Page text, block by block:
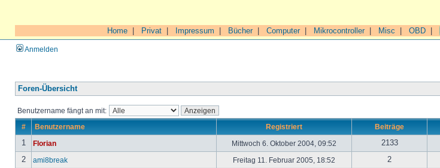
Home Privat Impressum Bücher| Computer| Mikrocontroller| Misc OBD
Anmelden
Foren-Übersicht
Benutzername fängt an mit:
# Benutzername Registriert Beiträge
1 Florian Mittwoch 6. Oktober 2004, 09:52 2133
2
ami8break Freitag 11. Februar 2005, 18:52
2